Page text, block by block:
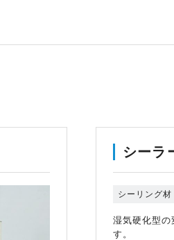
シーラ
シーリング材
湿気硬化型
す。